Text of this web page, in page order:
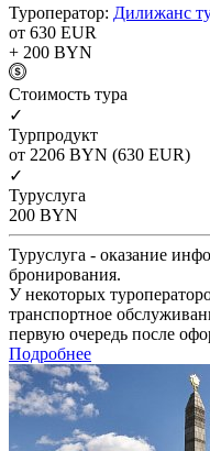
Туроператор: Дилижанс
от 630 EUR
+ 200 BYN
Cтоимость тура
✓
Турпродукт
от 2206 BYN (630 EUR)
✓
Туруслуга
200 BYN
Туруслуга - оказание
бронирования.
У некоторых
транспортное
первую очередь после
Подробнее